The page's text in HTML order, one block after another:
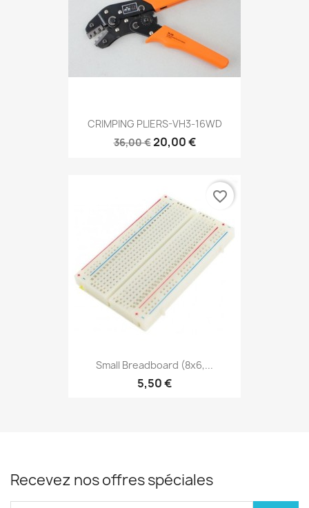
CRIMPING PLIERS-VH3-16WD
36,00 €20,00 €
Small Breadboard (8x6,...
5,50 €
favorite_border
Recevez nos offres spéciales